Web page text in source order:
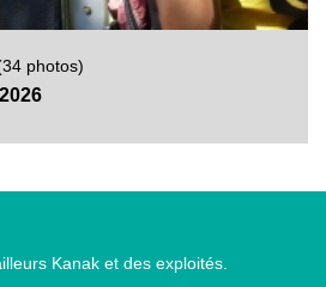
photos)
Kanak et des exploités.